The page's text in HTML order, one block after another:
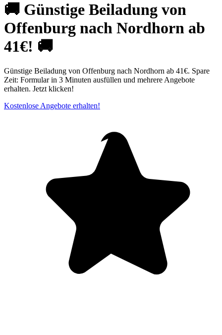
🚚 Günstige Beiladung von
Offenburg nach Nordhorn ab
41€! 🚚
Günstige Beiladung von Offenburg nach Nordhorn ab 41€. Spare
Zeit: Formular in 3 Minuten ausfüllen und mehrere Angebote
erhalten. Jetzt klicken!
Kostenlose Angebote erhalten!